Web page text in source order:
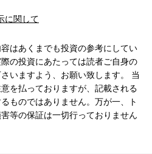
に関して
はあくまでも投資の参考にしてい
の投資にあたっては読者ご自身の
いますよう、お願い致します。 当
を払っておりますが、記載される
ものではありません。万が一、ト
等の保証は一切行っておりません